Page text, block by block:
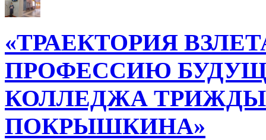
«ТРАЕКТОРИЯ
ПРОФЕССИЮ
КОЛЛЕДЖА ТРИЖДЫ
ПОКРЫШКИНА»